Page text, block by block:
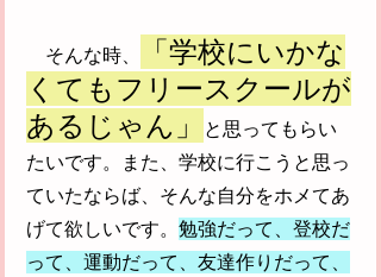
そんな時、
「学校にいかな
くてもフリースクールが
あるじゃん」
と思ってもらい
たいです。また、学校に行こうと思っ
ていたならば、そんな自分をホメてあ
げて欲しいです。 勉強だって、登校だ
って、運動だって、友達作りだって、